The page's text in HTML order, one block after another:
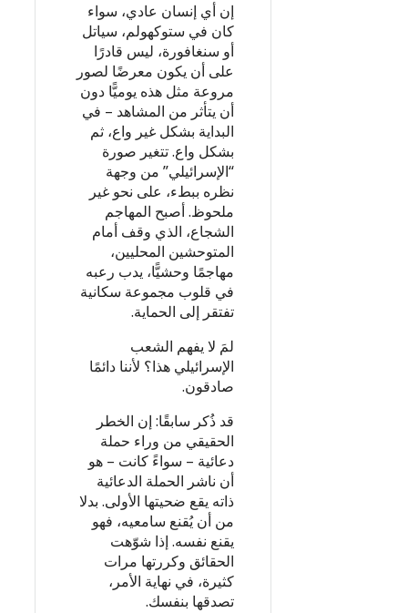
إن أي إنسان عادي، سواء
كان في ستوكهولم، سياتل
أو سنغافورة، ليس قادرًا
على أن يكون معرضًا لصور
مروعة مثل هذه يوميًّا دون
أن يتأثر من المشاهد – في
البداية بشكل غير واع، ثم
بشكل واع. تتغير صورة
“الإسرائيلي” من وجهة
نظره ببطء، على نحو غير
ملحوظ. أصبح المهاجم
الشجاع، الذي وقف أمام
المتوحشين المحليين،
مهاجمًا وحشيًّا، يدب رعبه
في قلوب مجموعة سكانية
تفتقر إلى الحماية.
لمَ لا يفهم الشعب
الإسرائيلي هذا؟ لأننا دائمًا
صادقون.
قد ذُكر سابقًا: إن الخطر
الحقيقي من وراء حملة
دعائية – سواءً كانت – هو
أن ناشر الحملة الدعائية
ذاته يقع ضحيتها الأولى. بدلا
من أن يُقنع سامعيه، فهو
يقنع نفسه. إذا شوّهت
الحقائق وكررتها مرات
كثيرة، في نهاية الأمر،
تصدقها بنفسك.